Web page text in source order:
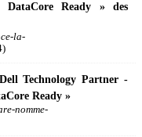
DataCore Ready » des
la-
Technology Partner -
Ready »
nomme-